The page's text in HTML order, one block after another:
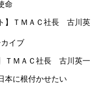
命
イブ
ＴＭＡＣ社長 古川英一
本に根付かせたい